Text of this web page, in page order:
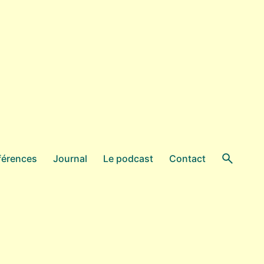
Journal Le podcast Contact